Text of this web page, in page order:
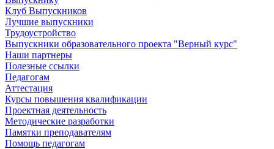
Клуб Выпускников
Лучшие выпускники
Трудоустройство
Выпускники образовательного проекта "Верный курс"
Наши партнеры
Полезные ссылки
Педагогам
Аттестация
Курсы повышения квалификации
Проектная деятельность
Методические разработки
Памятки преподавателям
Помощь педагогам